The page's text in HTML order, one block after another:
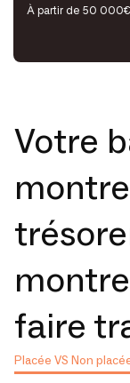
À partir de 50 000€
Votre
faire
Placée VS Non